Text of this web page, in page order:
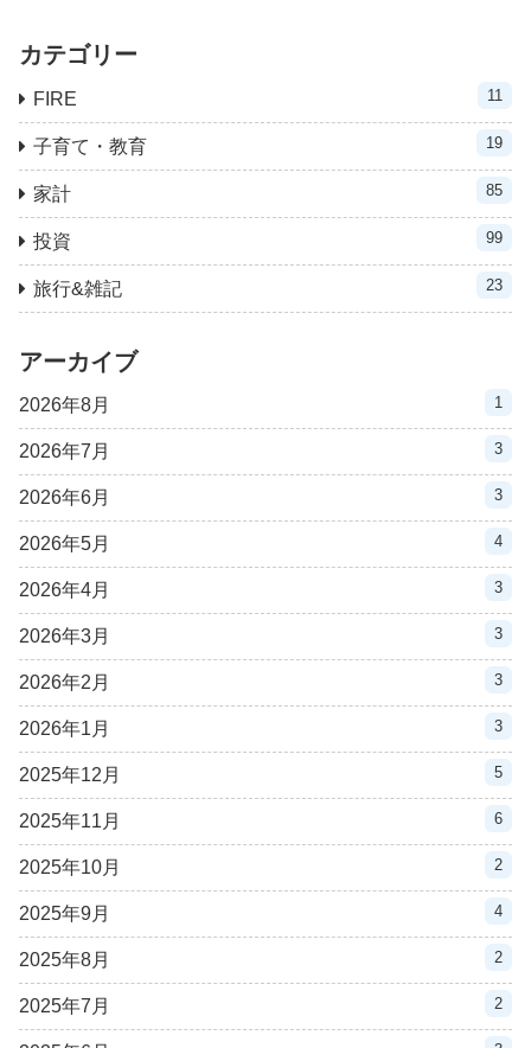
カテゴリー
FIRE 11
子育て・教育 19
家計 85
投資 99
旅行&雑記 23
アーカイブ
2026年8月 1
2026年7月 3
2026年6月 3
2026年5月 4
2026年4月 3
2026年3月 3
2026年2月 3
2026年1月 3
2025年12月 5
2025年11月 6
2025年10月 2
2025年9月 4
2025年8月 2
2025年7月 2